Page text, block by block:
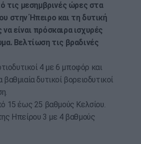
τις μεσημβρινές ώρες στα
στην Ήπειρο και τη δυτική
είναι πρόσκαιρα ισχυρές
Βελτίωση τις βραδινές
4 με 6 μποφόρ και
δυτικοί βορειοδυτικοί
15 έως 25 βαθμούς Κελσίου.
Ηπείρου 3 με 4 βαθμούς